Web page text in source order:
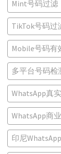
Mint号码过滤
TikTok号码过
Mobile号码有
多平台号码检
WhatsApp真
WhatsApp商
印尼